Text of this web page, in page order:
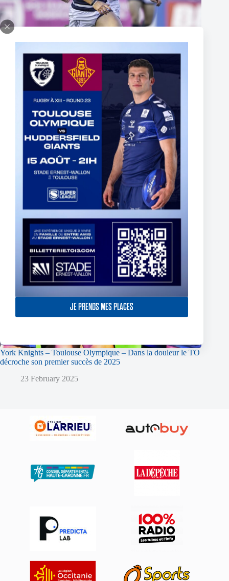
JE PRENDS MES PLACES
Thomas Lacans s’engage avec le Toulouse Olympique
5 March 2025
York Knights – Toulouse Olympique – Dans la douleur le TO
décroche son premier succès de 2025
23 February 2025